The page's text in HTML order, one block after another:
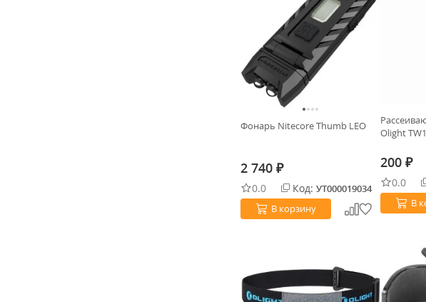
Фонарь Nitecore Thumb LEO
2 740 ₽
0.0 Код: УТ000019034
В корзину
Olight
200 ₽
0.0
В